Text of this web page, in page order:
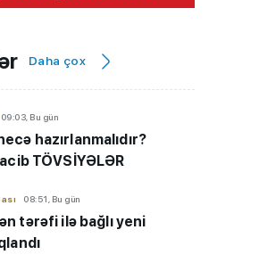
Daha çox
09:03, Bu gün
hazırlanmalıdır?
TÖVSİYƏLƏR
08:51, Bu gün
tərəfi ilə bağlı yeni